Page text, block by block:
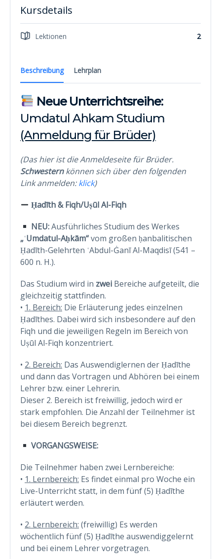
Beschreibung Lehrplan
Neue Unterrichtsreihe:
Umdatul Ahkam Studium
(Anmeldung für Brüder)
(Das hier ist die Anmeldeseite für Brüder.
Schwesternkönnen sich über den folgenden
Link anmelden:klick)
Ḥadīth & Fiqh/Uṣūl Al-Fiqh
NEU:Ausführliches Studium des Werkes
„ʿUmdatul-Aḥkām“vom großen ḥanbalitischen
Ḥadīth-Gelehrten ʿAbdul-Ġanī Al-Maqdisī (541 –
600 n. H.).
Das Studium wird in zwei Bereiche aufgeteilt, die
gleichzeitig stattfinden.
• 1. Bereich: Die Erläuterung jedes einzelnen
Ḥadīthes. Dabei wird sich insbesondere auf den
Fiqh und die jeweiligen Regeln im Bereich von
Uṣūl Al-Fiqh konzentriert.
• 2. Bereich: Das Auswendiglernen der Ḥadīthe
und dann das Vortragen und Abhören bei einem
Lehrer bzw. einer Lehrerin.
Dieser 2. Bereich ist freiwillig, jedoch wird er
stark empfohlen. Die Anzahl der Teilnehmer ist
bei diesem Bereich begrenzt.
VORGANGSWEISE:
Die Teilnehmer haben zwei Lernbereiche:
• 1. Lernbereich: Es findet einmal pro Woche ein
Live-Unterricht statt, in dem fünf (5) Ḥadīthe
erläutert werden.
• 2. Lernbereich: (freiwillig) Es werden
wöchentlich fünf (5) Ḥadīthe auswendiggelernt
und bei einem Lehrer vorgetragen.
Kursdetails
Lektionen 2